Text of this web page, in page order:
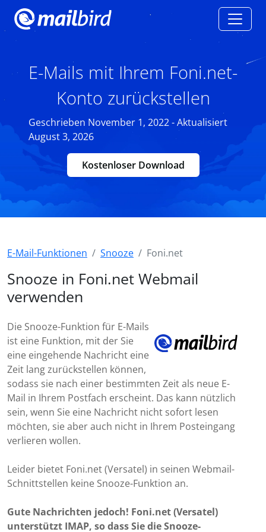
E-Mails mit Ihrem Foni.net-
Konto zurückstellen
Geschrieben November 1, 2022 - Aktualisiert
August 3, 2026
Kostenloser Download
E-Mail-Funktionen Snooze Foni.net
Snooze in Foni.net Webmail
verwenden
Die Snooze-Funktion für E-Mails
ist eine Funktion, mit der Sie
eine eingehende Nachricht eine
Zeit lang zurückstellen können,
sodass sie nach einer bestimmten Zeit als neue E-
Mail in Ihrem Postfach erscheint. Das kann nützlich
sein, wenn Sie eine Nachricht nicht sofort lesen
möchten, sie aber auch nicht in Ihrem Posteingang
verlieren wollen.
Leider bietet Foni.net (Versatel) in seinen Webmail-
Schnittstellen keine Snooze-Funktion an.
Gute Nachrichten jedoch! Foni.net (Versatel)
unterstützt IMAP, so dass Sie die Snooze-